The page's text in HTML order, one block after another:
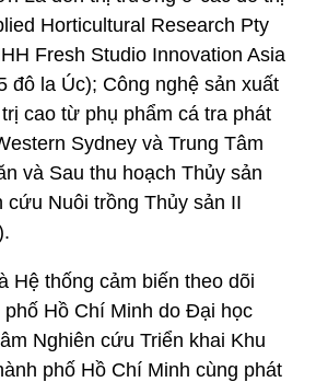
Horticultural Research Pty
Fresh Studio Innovation Asia
đô la Úc); Công nghệ sản xuất
cao từ phụ phẩm cá tra phát
Sydney và Trung Tâm
và Sau thu hoạch Thủy sản
cứu Nuôi trồng Thủy sản II
Hệ thống cảm biến theo dõi
phố Hồ Chí Minh do Đại học
Nghiên cứu Triển khai Khu
phố Hồ Chí Minh cùng phát